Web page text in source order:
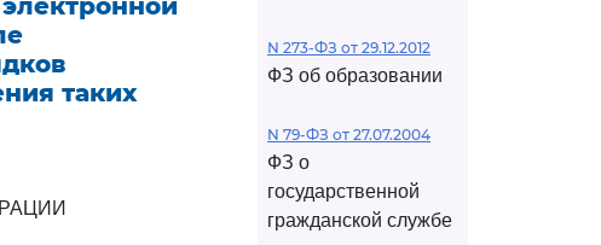
таких
N 273-ФЗ от 29.12.2012
ФЗ об образовании
N 79-ФЗ от 27.07.2004
ФЗ о
государственной
гражданской службе